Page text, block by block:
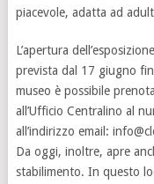
piacevole, adatta ad
L’apertura
prevista dal 17 giugno
museo è possibile
all’Ufficio Centralino al
all’indirizzo email:
Da oggi, inoltre, apre
stabilimento. In questo